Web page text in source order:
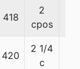
418
2
cpos
420
2 1/4
c